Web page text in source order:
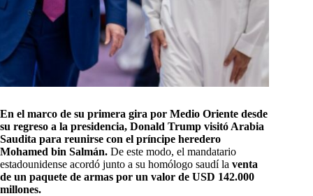
En el marco de su primera gira por Medio Oriente desde
su regreso a la presidencia, Donald Trump visitó Arabia
Saudita para reunirse con el príncipe heredero
Mohamed bin Salmán. De este modo, el mandatario
estadounidense acordó junto a su homólogo saudí la venta
de un paquete de armas por un valor de USD 142.000
millones.